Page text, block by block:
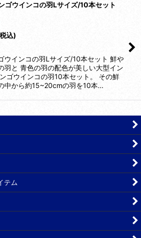
ゴウインコの羽Lサイズ/10本セット
込)
ウインコの羽Lサイズ/10本セット 鮮や
羽と 青色の羽の配色が美しい大型イン
ゴウインコの羽10本セット。 その鮮
中から約15~20cmの羽を10本…
テム